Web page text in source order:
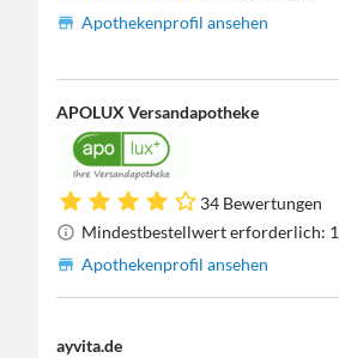
Apothekenprofil ansehen
APOLUX Versandapotheke
34 Bewertungen
Mindestbestellwert erforderlich:
Apothekenprofil ansehen
ayvita.de